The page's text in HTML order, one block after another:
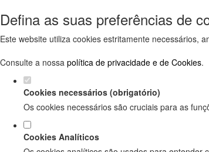
Defina as suas preferências de
Este website utiliza cookies estritamente necessários,
Consulte a nossa política de privacidade e de Cookies.
Cookies necessários (obrigatório)
Os cookies necessários são cruciais para as
Cookies Analíticos